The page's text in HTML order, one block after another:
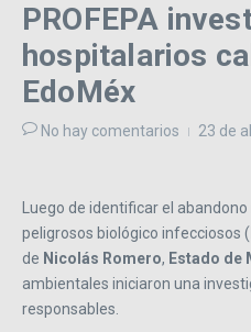
PROFEPA
hospitalarios
EdoMéx
No hay comentarios 23 de
Luego de identificar el
peligrosos biológico infecciosos (
de Nicolás Romero, Estado de
ambientales iniciaron una
responsables.